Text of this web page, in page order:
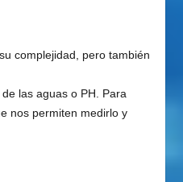
complejidad, pero también
las aguas o PH. Para
nos permiten medirlo y